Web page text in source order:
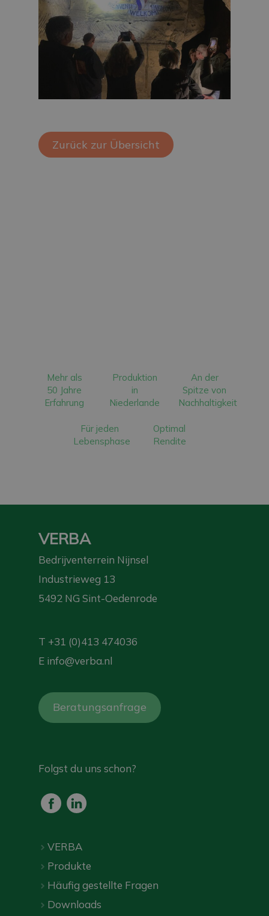
Zurück zur Übersicht
Mehr als
50 Jahre
Erfahrung
Produktion
in
Niederlande
An der
Spitze von
Nachhaltigkeit
Für jeden
Lebensphase
Optimal
Rendite
VERBA
Bedrijventerrein Nijnsel
Industrieweg 13
5492 NG Sint-Oedenrode
T +31 (0)413 474036
E info@verba.nl
Beratungsanfrage
Folgst du uns schon?
VERBA
Produkte
Häufig gestellte Fragen
Downloads